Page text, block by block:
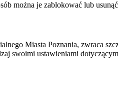
można je zablokować lub
Miasta Poznania, zwraca
swoimi ustawieniami